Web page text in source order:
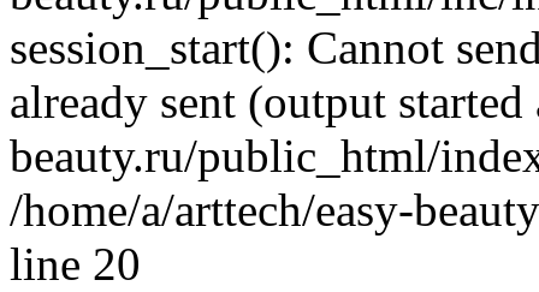
session_start(): Cannot
already sent (output
beauty.ru/public_html/
/home/a/arttech/easy-
line 20